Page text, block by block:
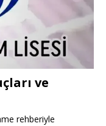
ve
rehberiyle